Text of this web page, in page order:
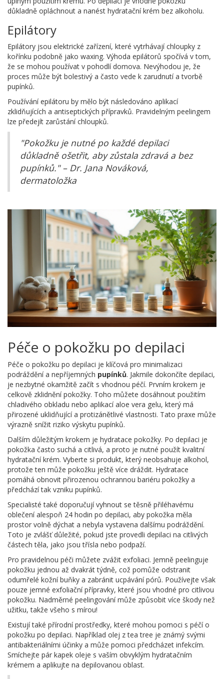
důkladně opláchnout a nanést hydratační krém bez alkoholu.
Epilátory
Epilátory jsou elektrické zařízení, které vytrhávají chloupky z
kořínku podobně jako waxing. Výhoda epilátorů spočívá v tom,
že se mohou používat v pohodlí domova. Nevýhodou je, že
proces může být bolestivý a často vede k zarudnutí a tvorbě
pupínků.
Používání epilátoru by mělo být následováno aplikací
zklidňujících a antiseptických přípravků. Pravidelným peelingem
lze předejít zarůstání chloupků.
"Pokožku je nutné po každé depilaci
důkladně ošetřit, aby zůstala zdravá a bez
pupínků." – Dr. Jana Nováková,
dermatoložka
Péče o pokožku po depilaci
Péče o pokožku po depilaci je klíčová pro minimalizaci
podráždění a nepříjemných pupínků. Jakmile dokončíte depilaci,
je nezbytné okamžitě začít s vhodnou péčí. Prvním krokem je
celkově zklidnění pokožky. Toho můžete dosáhnout použitím
chladivého obkladu nebo aplikací aloe vera gelu, který má
přirozené uklidňující a protizánětlivé vlastnosti. Tato praxe může
výrazně snížit riziko výskytu pupínků.
Dalším důležitým krokem je hydratace pokožky. Po depilaci je
pokožka často suchá a citlivá, a proto je nutné použít kvalitní
hydratační krém. Vyberte si produkt, který neobsahuje alkohol,
protože ten může pokožku ještě více dráždit. Hydratace
pomáhá obnovit přirozenou ochrannou bariéru pokožky a
předchází tak vzniku pupínků.
Specialisté také doporučují vyhnout se těsně přiléhavému
oblečení alespoň 24 hodin po depilaci, aby pokožka měla
prostor volně dýchat a nebyla vystavena dalšímu podráždění.
Toto je zvlášť důležité, pokud jste provedli depilaci na citlivých
částech těla, jako jsou třísla nebo podpaží.
Pro pravidelnou péči můžete zvážit exfoliaci. Jemně peelinguje
pokožku jednou až dvakrát týdně, což pomůže odstranit
odumřelé kožní buňky a zabránit ucpávání pórů. Používejte však
pouze jemné exfoliační přípravky, které jsou vhodné pro citlivou
pokožku. Nadměrné peelingování může způsobit více škody než
užitku, takže všeho s mírou!
Existují také přírodní prostředky, které mohou pomoci s péčí o
pokožku po depilaci. Například olej z tea tree je známý svými
antibakteriálními účinky a může pomoci předcházet infekcím.
Smíchejte pár kapek oleje s vaším obvyklým hydratačním
krémem a aplikujte na depilovanou oblast.